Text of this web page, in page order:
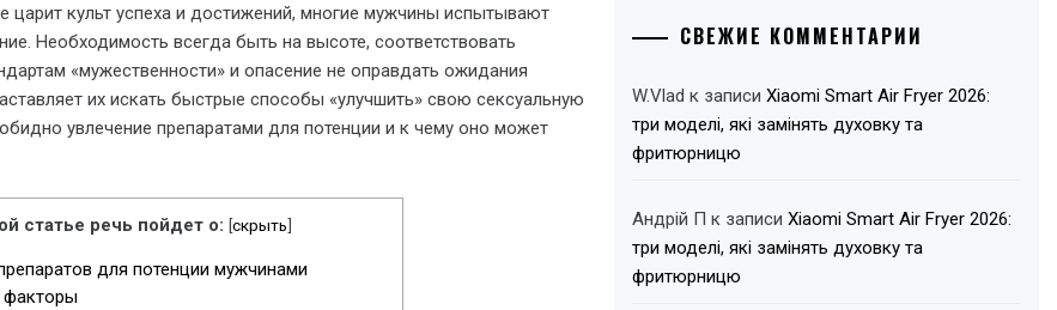
царит культ успеха и достижений, многие мужчины испытывают
Необходимость всегда быть на высоте, соответствовать
«мужественности» и опасение не оправдать ожидания
их искать быстрые способы «улучшить» свою сексуальную
увлечение препаратами для потенции и к чему оно может
статье речь пойдет о: [скрыть]
для потенции мужчинами
факторы
СВЕЖИЕ КОММЕНТАРИИ
W.Vlad к записиXiaomi Smart Air Fryer 2026:
три моделі, які замінять духовку та
фритюрницю
Андрій П к записиXiaomi Smart Air Fryer 2026:
три моделі, які замінять духовку та
фритюрницю